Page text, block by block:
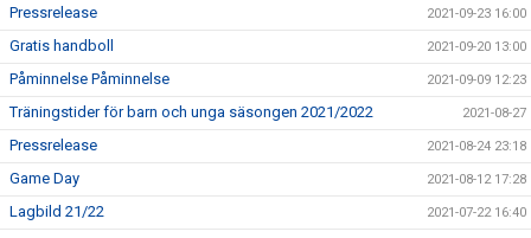
Pressrelease 2021-09-23 16:00
Gratis handboll 2021-09-20 13:00
Påminnelse Påminnelse 2021-09-09 12:23
Träningstider för barn och unga säsongen 2021/2022 2021-08-27
Pressrelease 2021-08-24 23:18
Game Day 2021-08-12 17:28
Lagbild 21/22 2021-07-22 16:40